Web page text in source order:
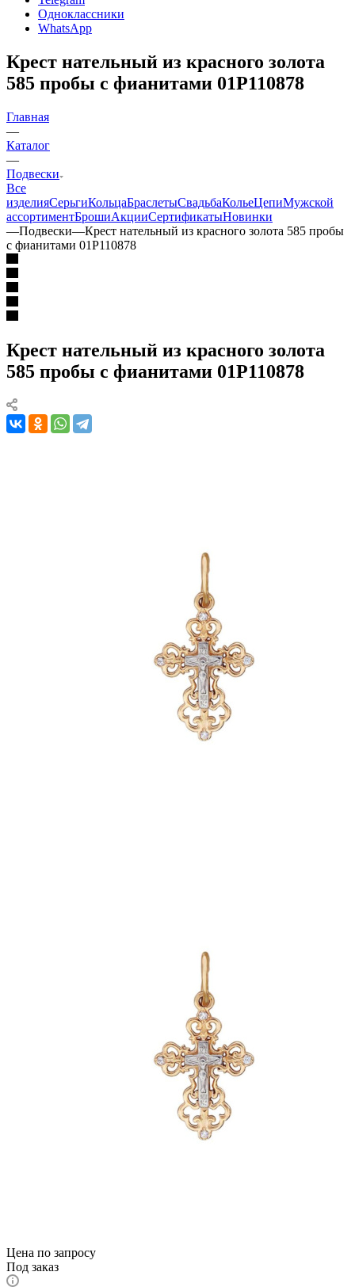
Одноклассники
WhatsApp
Крест нательный из красного золота
585 пробы с фианитами 01Р110878
Главная
—
Каталог
—
Подвески
Все
изделияСерьгиКольцаБраслетыСвадьбаКольеЦепиМужской
ассортиментБрошиАкцииСертификатыНовинки
—Подвески—Крест нательный из красного золота 585 пробы
с фианитами 01Р110878
Крест нательный из красного золота
585 пробы с фианитами 01Р110878
Цена по запросу
Под заказ